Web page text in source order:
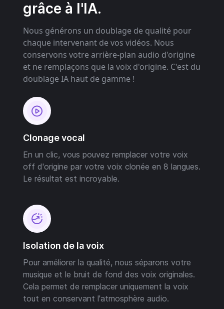
grâce à l'IA.
Nous générons un doublage de qualité pour
chaque intervenant de vos vidéos. Nous
conservons votre arrière-plan audio d'origine
et ne remplaçons que la voix d'origine. C'est du
doublage IA haut de gamme !
Clonage vocal
En un clic, vous pouvez remplacer votre voix
off d'origine par votre voix clonée en 8 langues.
Le résultat est incroyable.
Isolation de la voix
Pour améliorer la qualité, nous séparons votre
musique et le bruit de fond des voix originales.
Cela permet de remplacer uniquement la voix
tout en conservant l'atmosphère audio.